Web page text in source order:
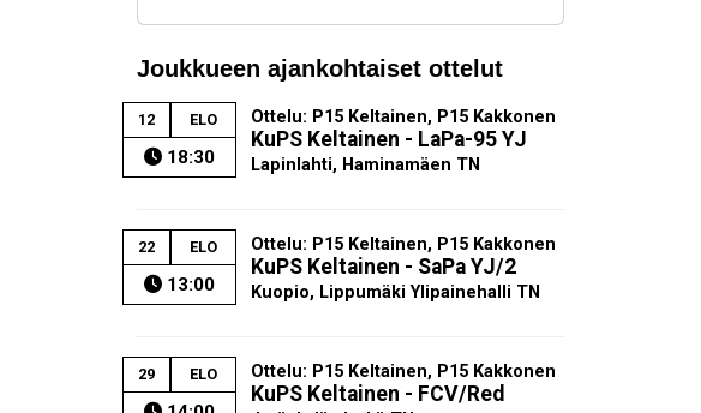
Joukkueen ajankohtaiset ottelut
12 ELO
18:30
Ottelu: P15 Keltainen, P15 Kakkonen
KuPS Keltainen - LaPa-95 YJ
Lapinlahti, Haminamäen TN
22 ELO
13:00
Ottelu: P15 Keltainen, P15 Kakkonen
KuPS Keltainen - SaPa YJ/2
Kuopio, Lippumäki Ylipainehalli TN
29 ELO Ottelu: P15 Keltainen, P15 Kakkonen
KuPS Keltainen - FCV/Red